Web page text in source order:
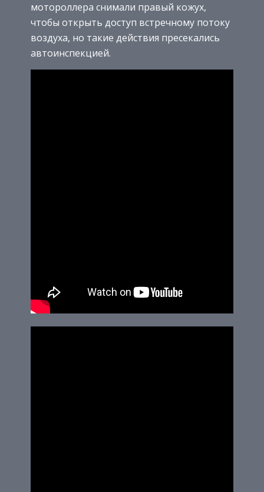
мотороллера снимали правый кожух,
чтобы открыть доступ встречному потоку
воздуха, но такие действия пресекались
автоинспекцией.